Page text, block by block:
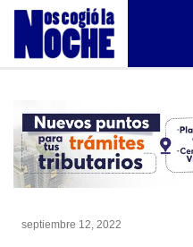
septiembre 12, 2022